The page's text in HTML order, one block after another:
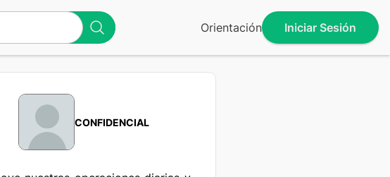
Orientación Iniciar Sesión
CONFIDENCIAL